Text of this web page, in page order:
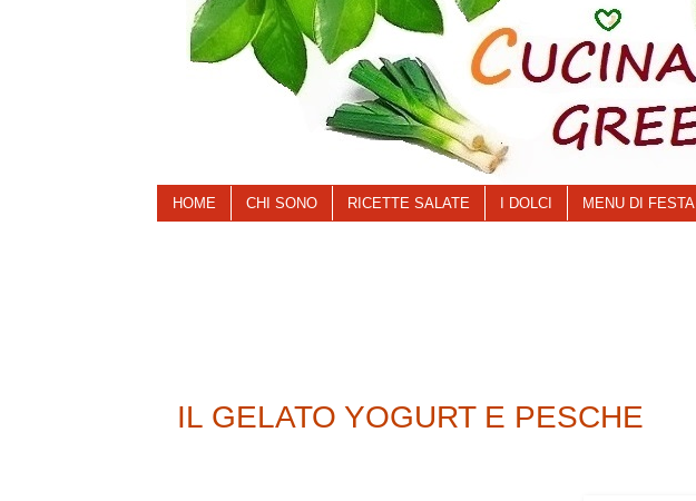
HOME CHI SONO RICETTE SALATE I DOLCI MENU DI FESTA
IL GELATO YOGURT E PESCHE